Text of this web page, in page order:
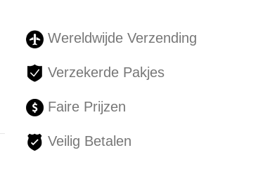
Wereldwijde Verzending
Verzekerde Pakjes
Faire Prijzen
Veilig Betalen